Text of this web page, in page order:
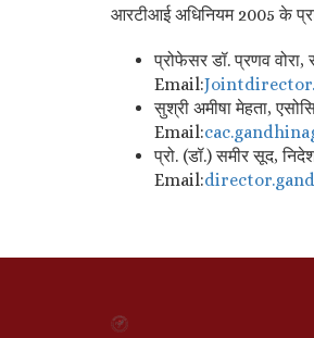
आरटीआई अधिनियम 2005 के
प्रोफेसर डॉ. प्रणव
Email:Jointdirector.
सुश्री अमीषा मेहता,
Email:
प्रो. (डॉ.) समीर सूद,
Email: